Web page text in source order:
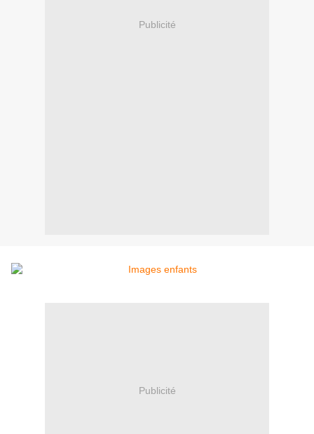
Publicité
Publicité